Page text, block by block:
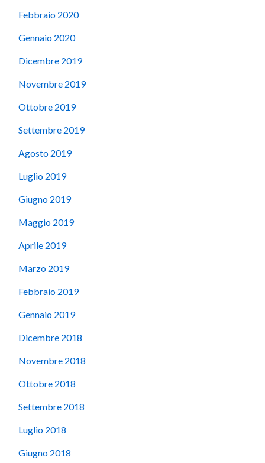
Febbraio 2020
Gennaio 2020
Dicembre 2019
Novembre 2019
Ottobre 2019
Settembre 2019
Agosto 2019
Luglio 2019
Giugno 2019
Maggio 2019
Aprile 2019
Marzo 2019
Febbraio 2019
Gennaio 2019
Dicembre 2018
Novembre 2018
Ottobre 2018
Settembre 2018
Luglio 2018
Giugno 2018